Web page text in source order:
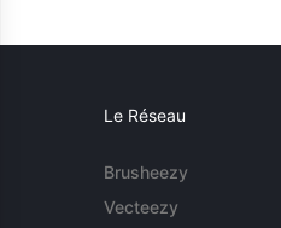
Le Réseau
Brusheezy
Vecteezy